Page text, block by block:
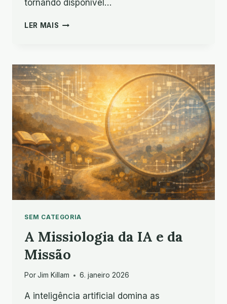
tornando disponível…
LER MAIS TRADUÇÃO
TODAS
AS
IDADE
SEM CATEGORIA
A Missiologia da IA e da
Missão
PorJim Killam 6. janeiro 2026
A inteligência artificial domina as